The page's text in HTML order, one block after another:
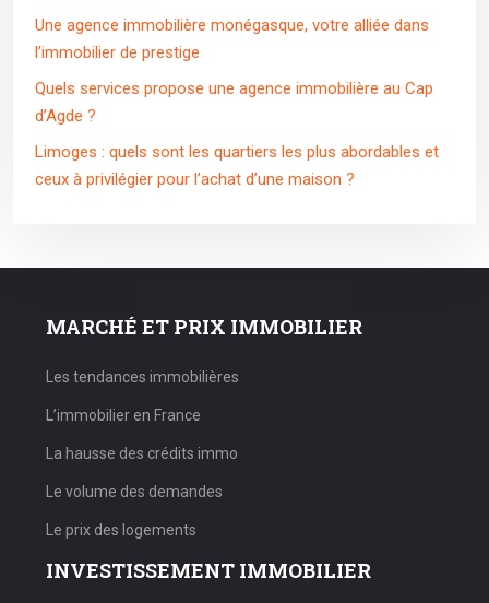
Une agence immobilière monégasque, votre alliée dans
l’immobilier de prestige
Quels services propose une agence immobilière au Cap
d’Agde ?
Limoges : quels sont les quartiers les plus abordables et
ceux à privilégier pour l’achat d’une maison ?
MARCHÉ ET PRIX IMMOBILIER
Les tendances immobilières
L’immobilier en France
La hausse des crédits immo
Le volume des demandes
Le prix des logements
INVESTISSEMENT IMMOBILIER